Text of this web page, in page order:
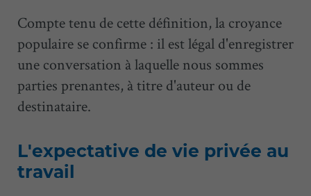
Compte tenu de cette définition, la croyance
populaire se confirme : il est légal d'enregistrer
une conversation à laquelle nous sommes
parties prenantes, à titre d'auteur ou de
destinataire.
L'expectative de vie privée au
travail